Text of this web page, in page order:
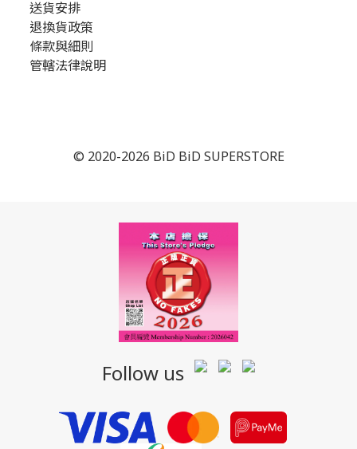
送貨安排
退換貨政策
條款與細則
管轄法律說明
© 2020-2026 BiD BiD SUPERSTORE
Follow us